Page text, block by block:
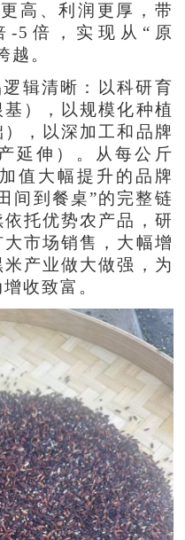
高、利润更厚，带
-5倍，实现从“原
越。
辑清晰：以科研育
），以规模化种植
，以深加工和品牌
延伸）。从每公斤
值大幅提升的品牌
间到餐桌”的完整链
托优势农产品，研
市场销售，大幅增
产业做大做强，为
收致富。